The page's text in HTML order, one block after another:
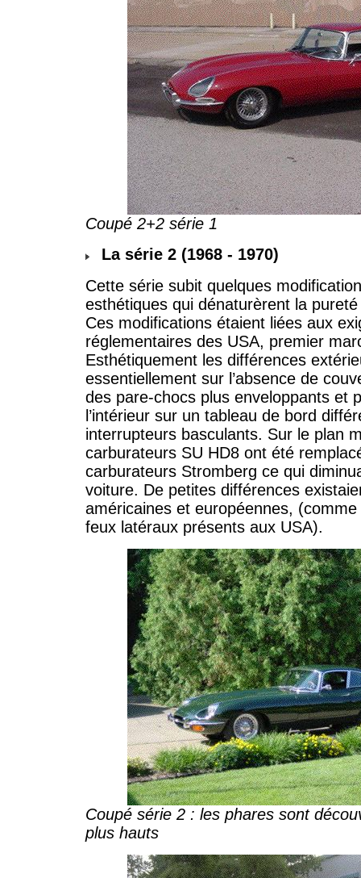
Coupé 2+2 série 1
La série 2 (1968 - 1970)
Cette série subit quelques
esthétiques qui dénaturèrent la pureté
Ces modifications étaient liées aux
réglementaires des USA, premier
Esthétiquement les différences
essentiellement sur l’absence de
des pare-chocs plus enveloppants et
l’intérieur sur un tableau de bord
interrupteurs basculants. Sur le plan
carburateurs SU HD8 ont été
carburateurs Stromberg ce qui
voiture. De petites différences
américaines et européennes,
feux latéraux présents aux USA).
Coupé série 2 : les phares sont
plus hauts